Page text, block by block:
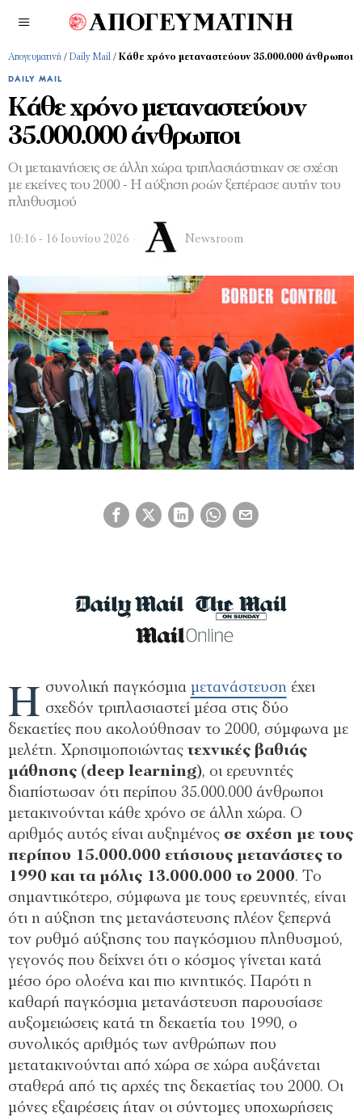
Απογευματινή / Daily Mail / Κάθε χρόνο μεταναστεύουν 35.000.000 άνθρωποι
DAILY MAIL
Κάθε χρόνο μεταναστεύουν
35.000.000 άνθρωποι
Οι μετακινήσεις σε άλλη χώρα τριπλασιάστηκαν σε σχέση
με εκείνες του 2000 - Η αύξηση ροών ξεπέρασε αυτήν του
πληθυσμού
10:16 - 16 Ιουνίου 2026 Newsroom
Η συνολική παγκόσμια μετανάστευση έχει
σχεδόν τριπλασιαστεί μέσα στις δύο
δεκαετίες που ακολούθησαν το 2000, σύμφωνα με
μελέτη. Χρησιμοποιώνταςτεχνικές βαθιάς
μάθησης (deep learning), οι ερευνητές
διαπίστωσαν ότι περίπου 35.000.000 άνθρωποι
μετακινούνται κάθε χρόνο σε άλλη χώρα. Ο
αριθμός αυτός είναι αυξημένος σε σχέση με τους
περίπου 15.000.000 ετήσιους μετανάστες το
1990 και τα μόλις 13.000.000 το 2000. Το
σημαντικότερο, σύμφωνα με τους ερευνητές, είναι
ότι η αύξηση της μετανάστευσης πλέον ξεπερνά
τον ρυθμό αύξησης του παγκόσμιου πληθυσμού,
γεγονός που δείχνει ότι ο κόσμος γίνεται κατά
μέσο όρο ολοένα και πιο κινητικός. Παρότι η
καθαρή παγκόσμια μετανάστευση παρουσίασε
αυξομειώσεις κατά τη δεκαετία του 1990, ο
συνολικός αριθμός των ανθρώπων που
μετατακινούνται από χώρα σε χώρα αυξάνεται
σταθερά από τις αρχές της δεκαετίας του 2000. Οι
μόνες εξαιρέσεις ήταν οι σύντομες υποχωρήσεις